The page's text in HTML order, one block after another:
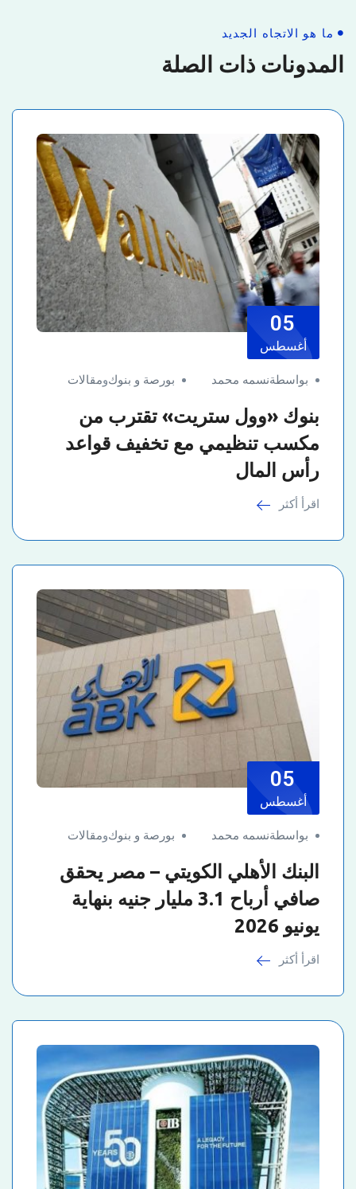
ما هو الاتجاه الجديد
المدونات ذات الصلة
05
أغسطس
بواسطةنسمه محمد بورصة و بنوكومقالات
بنوك «وول ستريت» تقترب من
مكسب تنظيمي مع تخفيف قواعد
رأس المال
اقرأ أكثر
05
أغسطس
بواسطةنسمه محمد بورصة و بنوكومقالات
البنك الأهلي الكويتي – مصر يحقق
صافي أرباح 3.1 مليار جنيه بنهاية
يونيو 2026
اقرأ أكثر